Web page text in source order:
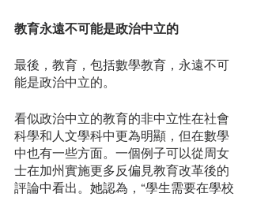
教育永遠不可能是政治中立的
最後，教育，包括數學教育，永遠不可
能是政治中立的。
看似政治中立的教育的非中立性在社會
科學和人文學科中更為明顯，但在數學
中也有一些方面。一個例子可以從周女
士在加州實施更多反偏見教育改革後的
評論中看出。她認為，“學生需要在學校